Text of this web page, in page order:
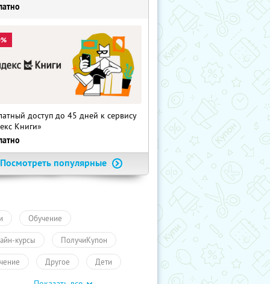
доступ до 45 дней к сервису
Книги»
Посмотреть популярные
Обучение
курсы ПолучиКупон
Другое Дети